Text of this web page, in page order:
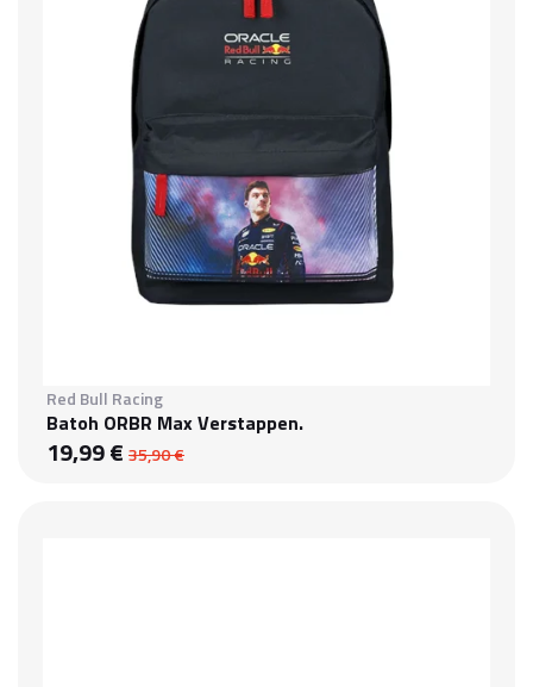
Red Bull Racing
Batoh ORBR Max Verstappen.
19,99 € 35,90 €